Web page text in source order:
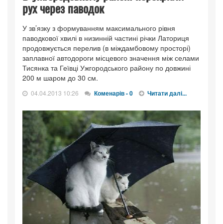
рух через паводок
У зв’язку з формуванням максимального рівня
паводкової хвилі в низинній частині річки Латориця
продовжується перелив (в міждамбовому просторі)
заплавної автодороги місцевого значення між селами
Тисянка та Геївці Ужгородського району по довжині
200 м шаром до 30 см.
04.04.2013 10:26 Коменарів - 0 Читати далі...